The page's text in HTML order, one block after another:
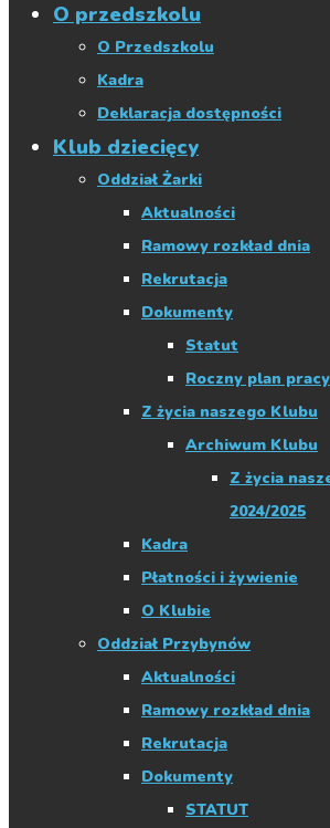
O przedszkolu
O Przedszkolu
Kadra
Deklaracja dostępności
Klub dziecięcy
Oddział Żarki
Aktualności
Ramowy rozkład dnia
Rekrutacja
Dokumenty
Statut
Roczny plan pracy
Z życia naszego Klubu
Archiwum Klubu
Z życia
2024/2025
Kadra
Płatności i żywienie
O Klubie
Oddział Przybynów
Aktualności
Ramowy rozkład dnia
Rekrutacja
Dokumenty
STATUT